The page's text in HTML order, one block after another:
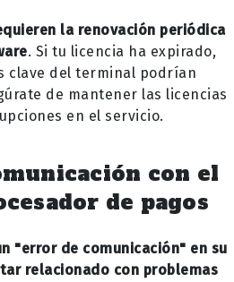
la renovación periódica
. Si tu licencia ha expirado,
clave del terminal podrían
de mantener las licencias
en el servicio.
con el
de pagos
"error de comunicación" en su
relacionado con problemas